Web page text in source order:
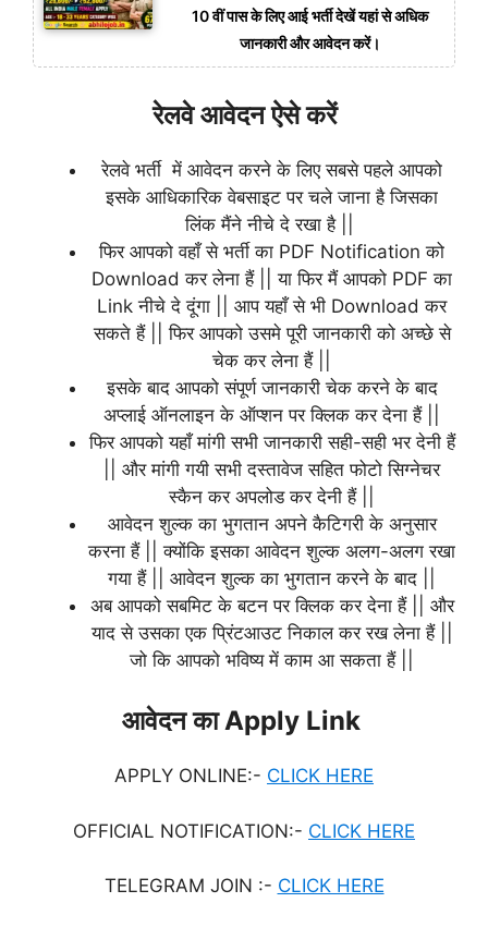
10 वीं पास के लिए आई भर्ती देखें यहां से अधिक
जानकारी और आवेदन करें।
रेलवे आवेदन ऐसे करें
रेलवे भर्ती में आवेदन करने के लिए सबसे पहले आपको
इसके आधिकारिक वेबसाइट पर चले जाना है जिसका
लिंक मैंने नीचे दे रखा है ||
फिर आपको वहाँ से भर्ती का PDF Notification को
Download कर लेना हैं || या फिर मैं आपको PDF का
Link नीचे दे दूंगा || आप यहाँ से भी Download कर
सकते हैं || फिर आपको उसमे पूरी जानकारी को अच्छे से
चेक कर लेना हैं ||
इसके बाद आपको संपूर्ण जानकारी चेक करने के बाद
अप्लाई ऑनलाइन के ऑप्शन पर क्लिक कर देना हैं ||
फिर आपको यहाँ मांगी सभी जानकारी सही-सही भर देनी हैं
|| और मांगी गयी सभी दस्तावेज सहित फोटो सिग्नेचर
स्कैन कर अपलोड कर देनी हैं ||
आवेदन शुल्क का भुगतान अपने कैटिगरी के अनुसार
करना हैं || क्योंकि इसका आवेदन शुल्क अलग-अलग रखा
गया हैं || आवेदन शुल्क का भुगतान करने के बाद ||
अब आपको सबमिट के बटन पर क्लिक कर देना हैं || और
याद से उसका एक प्रिंटआउट निकाल कर रख लेना हैं ||
जो कि आपको भविष्य में काम आ सकता हैं ||
आवेदन का Apply Link
APPLY ONLINE:- CLICK HERE
OFFICIAL NOTIFICATION:- CLICK HERE
TELEGRAM JOIN :- CLICK HERE